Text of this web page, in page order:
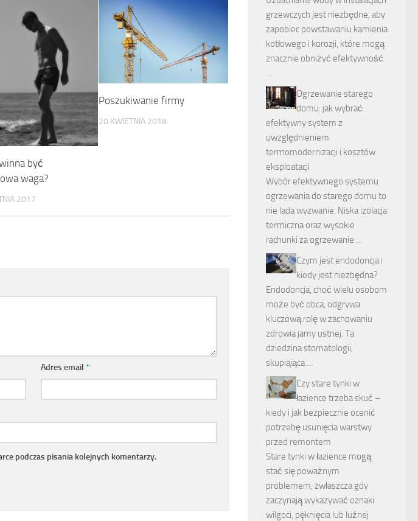
być
waga?
2017
Poszukiwanie firmy
20 KWIETNIA 2018
Adres email*
podczas pisania kolejnych komentarzy.
grzewczych jest niezbędne, aby
zapobiec powstawaniu kamienia
kotłowego i korozji, które mogą
znacznie obniżyć efektywność
…
Ogrzewanie starego
domu: jak wybrać
efektywny system z
uwzględnieniem
termomodernizacji i kosztów
eksploatacji
Wybór efektywnego systemu
ogrzewania do starego domu to
nie lada wyzwanie. Niska izolacja
termiczna oraz wysokie
rachunki za ogrzewanie …
Czym jest endodoncja i
kiedy jest niezbędna?
Endodoncja, choć wielu osobom
może być obca, odgrywa
kluczową rolę w zachowaniu
zdrowia jamy ustnej. Ta
dziedzina stomatologii,
skupiająca …
Czy stare tynki w
łazience trzeba skuć –
kiedy i jak bezpiecznie ocenić
potrzebę usunięcia warstwy
przed remontem
Stare tynki w łazience mogą
stać się poważnym
problemem, zwłaszcza gdy
zaczynają wykazywać oznaki
wilgoci, pęknięcia lub luźnej